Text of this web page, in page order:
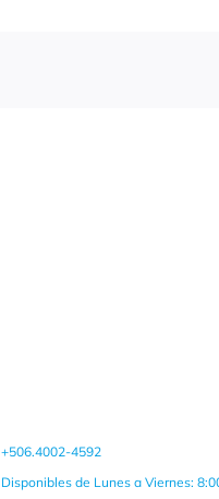
+506.4002-4592
Disponibles de Lunes a Viernes: